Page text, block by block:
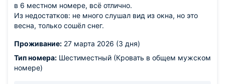
в 6 местном номере, всё отлично.
Из недостатков: не много слушал вид из окна, но это
весна, только сошёл снег.
Проживание: 27 марта 2026 (3 дня)
Тип номера: Шестиместный (Кровать в общем мужском
номере)